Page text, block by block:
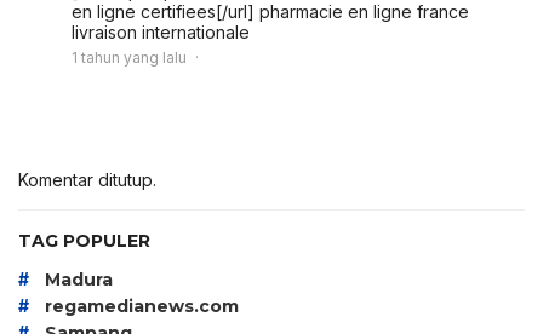
en ligne certifiees[/url] pharmacie en ligne france
livraison internationale
1 tahun yang lalu
Komentar ditutup.
TAG POPULER
# Madura
# regamedianews.com